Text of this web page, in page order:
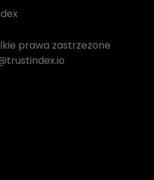
prawa zastrzeżone